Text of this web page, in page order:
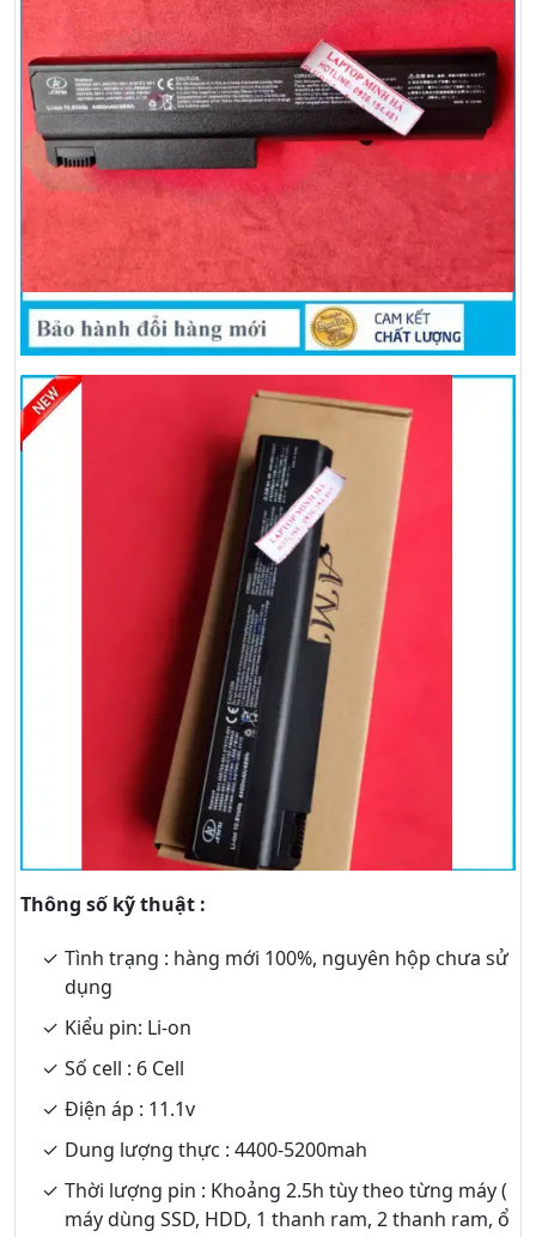
Thông số kỹ thuật :
Tình trạng : hàng mới 100%, nguyên hộp chưa sử
dụng
Kiểu pin: Li-on
Số cell : 6 Cell
Điện áp : 11.1v
Dung lượng thực : 4400-5200mah
Thời lượng pin : Khoảng 2.5h tùy theo từng máy (
máy dùng SSD, HDD, 1 thanh ram, 2 thanh ram, ổ